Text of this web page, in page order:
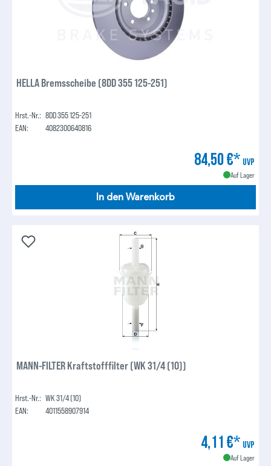
HELLA Bremsscheibe (8DD 355 125-251)
Hrst.-Nr.: 8DD 355 125-251
EAN:
4082300640816
84,50 €* UVP
Auf Lager
In den Warenkorb
MANN-FILTER Kraftstofffilter (WK 31/4 (10))
Hrst.-Nr.: WK 31/4 (10)
EAN:
4011558907914
4,11 €* UVP
Auf Lager